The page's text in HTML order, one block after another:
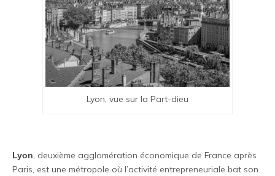
Lyon, vue sur la Part-dieu
Lyon, deuxième agglomération économique de France après
Paris, est une métropole où l’activité entrepreneuriale bat son